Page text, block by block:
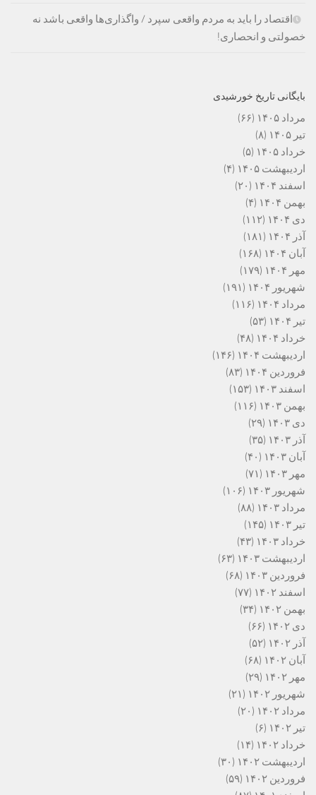
اقتصاد را باید به مردم واقعی سپرد / واگذاری‌ها واقعی باشد نه
خصولتی و انحصاری!
بایگانی تاریخ خورشیدی
مرداد ۱۴۰۵
(۶۶)
تیر ۱۴۰۵
(۸)
خرداد ۱۴۰۵
(۵)
اردیبهشت ۱۴۰۵
(۴)
اسفند ۱۴۰۴
(۲۰)
بهمن ۱۴۰۴
(۴)
دی ۱۴۰۴
(۱۱۲)
آذر ۱۴۰۴
(۱۸۱)
آبان ۱۴۰۴
(۱۶۸)
مهر ۱۴۰۴
(۱۷۹)
شهریور ۱۴۰۴
(۱۹۱)
مرداد ۱۴۰۴
(۱۱۶)
تیر ۱۴۰۴
(۵۳)
خرداد ۱۴۰۴
(۴۸)
اردیبهشت ۱۴۰۴
(۱۴۶)
فروردین ۱۴۰۴
(۸۳)
اسفند ۱۴۰۳
(۱۵۳)
بهمن ۱۴۰۳
(۱۱۶)
دی ۱۴۰۳
(۲۹)
آذر ۱۴۰۳
(۳۵)
آبان ۱۴۰۳
(۴۰)
مهر ۱۴۰۳
(۷۱)
شهریور ۱۴۰۳
(۱۰۶)
مرداد ۱۴۰۳
(۸۸)
تیر ۱۴۰۳
(۱۴۵)
خرداد ۱۴۰۳
(۴۳)
اردیبهشت ۱۴۰۳
(۶۳)
فروردین ۱۴۰۳
(۶۸)
اسفند ۱۴۰۲
(۷۷)
بهمن ۱۴۰۲
(۳۴)
دی ۱۴۰۲
(۶۶)
آذر ۱۴۰۲
(۵۲)
آبان ۱۴۰۲
(۶۸)
مهر ۱۴۰۲
(۲۹)
شهریور ۱۴۰۲
(۲۱)
مرداد ۱۴۰۲
(۲۰)
تیر ۱۴۰۲
(۶)
خرداد ۱۴۰۲
(۱۴)
اردیبهشت ۱۴۰۲
(۳۰)
فروردین ۱۴۰۲
(۵۹)